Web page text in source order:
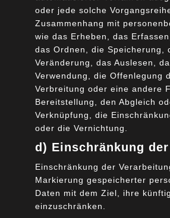
wird unterstützt
Regeln und Standards für
einschließlich der
Daten, fördern faire und
Geschäftsmodelle
Modelle und Regeln der
reduzieren die Komplexität und
Kommerzialisierung von Daten
branchenbergreifende
Schaffung föderaler,
ermöglicht
Erleichterter Zugriff auf
und moderne IT-
oder jede solche
Zusammenhang mit
wie das Erheben, das
das Ordnen, die Speicherung,
Veränderung, das Auslesen,
Verwendung, die Offenlegung
Verbreitung oder eine andere
Bereitstellung, den Abgleich
Verknüpfung, die
oder die Vernichtung.
d) Einschränkung
Einschränkung der
Markierung gespeicherter
Daten mit dem Ziel, ihre
einzuschränken.